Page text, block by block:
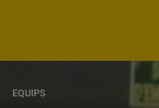
EQUIPS